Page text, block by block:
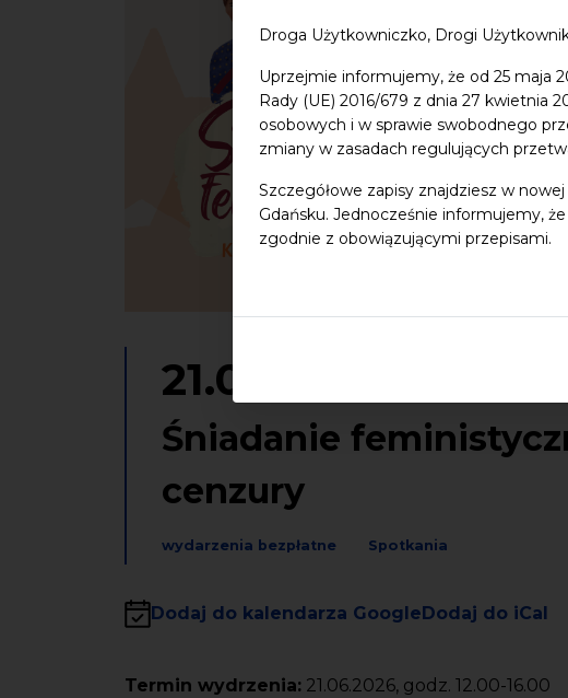
Droga Użytkowniczko, Drogi
Uprzejmie informujemy, że od 25 maja
Rady (UE) 2016/679 z dnia 27 kwietnia
osobowych i w sprawie swobodnego
zmiany w zasadach regulujących
Szczegółowe zapisy znajdziesz w
Gdańsku. Jednocześnie informujemy,
zgodnie z obowiązującymi przepisami.
21.06.2026
Śniadanie
cenzury
wydarzenia bezpłatne Spotkania
Dodaj do kalendarza Google Dodaj do iCal
Termin wydrzenia: 21.06.2026, godz. 12.00-16.00